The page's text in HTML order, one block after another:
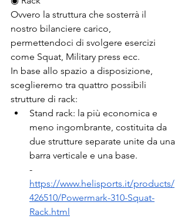
Ovvero la struttura che sosterrà il
nostro bilanciere carico,
permettendoci di svolgere esercizi
come Squat, Military press ecc.
In base allo spazio a disposizione,
sceglieremo tra quattro possibili
strutture di rack:
Stand rack: la più economica e
meno ingombrante, costituita da
due strutture separate unite da una
barra verticale e una base.
-
https://www.helisports.it/products/
426510/Powermark-310-Squat-
Rack.html